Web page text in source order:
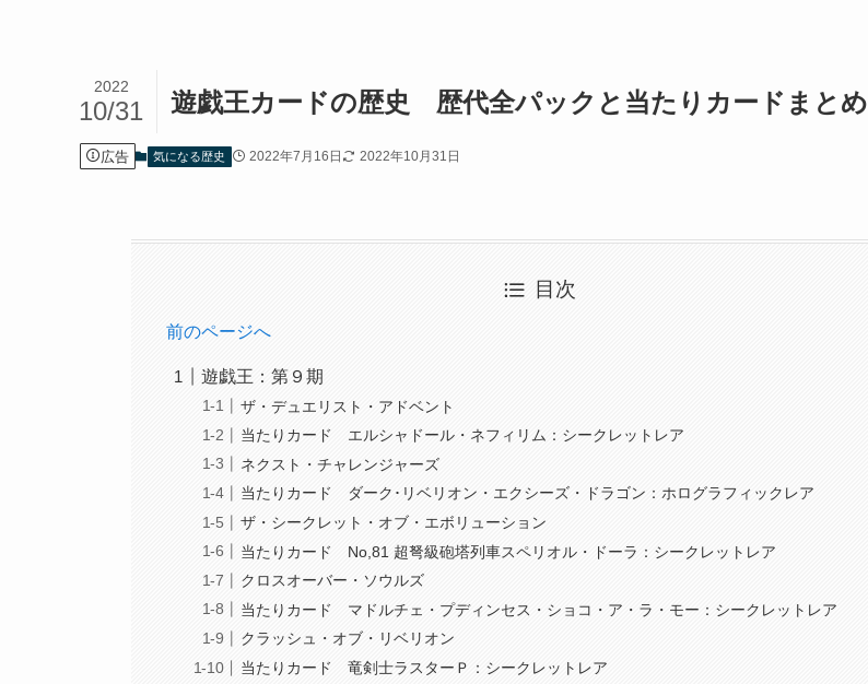
遊戯王カードの歴史 歴代全パックと当たりカードまとめ
2022
10/31
広告 気になる歴史 2022年7月16日 2022年10月31日
目次
前のページへ
遊戯王：第９期
ザ・デュエリスト・アドベント
当たりカード エルシャドール・ネフィリム：シークレットレア
ネクスト・チャレンジャーズ
当たりカード ダーク･リベリオン・エクシーズ・ドラゴン：ホログラフィックレア
ザ・シークレット・オブ・エボリューション
当たりカード No,81 超弩級砲塔列車スペリオル・ドーラ：シークレットレア
クロスオーバー・ソウルズ
当たりカード マドルチェ・プディンセス・ショコ・ア・ラ・モー：シークレットレア
クラッシュ・オブ・リベリオン
当たりカード 竜剣士ラスターＰ：シークレットレア